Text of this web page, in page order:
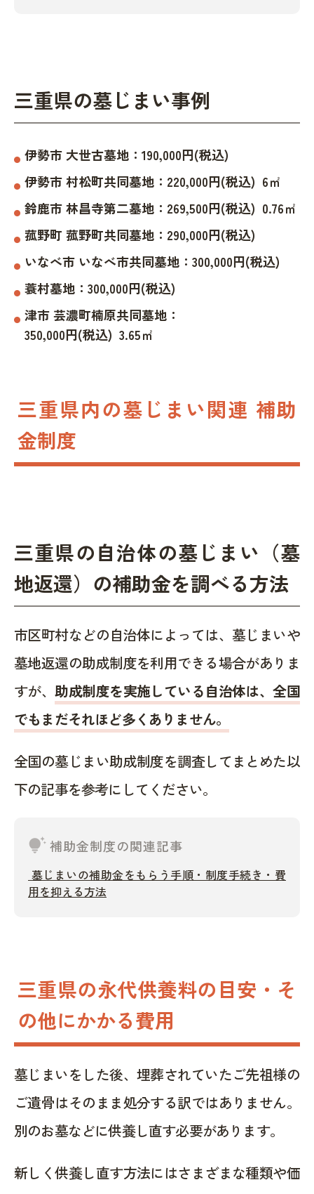
三重県の墓じまい事例
伊勢市大世古墓地 ： 190,000円(税込)
伊勢市村松町共同墓地 ： 220,000円(税込) 6㎡
鈴鹿市林昌寺第二墓地 ： 269,500円(税込) 0.76㎡
菰野町 菰野町共同墓地 ： 290,000円(税込)
いなべ市 いなべ市共同墓地 ： 300,000円(税込)
蓑村墓地 ： 300,000円(税込)
津市芸濃町楠原共同墓地 ：
350,000円(税込) 3.65㎡
三重県内の墓じまい関連 補助
金制度
三重県の自治体の墓じまい（墓
地返還）の補助金を調べる方法
市区町村などの自治体によっては、墓じまいや
墓地返還の助成制度を利用できる場合がありま
すが、助成制度を実施している自治体は、全国
でもまだそれほど多くありません。
全国の墓じまい助成制度を調査してまとめた以
下の記事を参考にしてください。
tips_and_updates補助金制度の関連記事
墓じまいの補助金をもらう手順・制度手続き・費
用を抑える方法
三重県の永代供養料の目安・そ
の他にかかる費用
墓じまいをした後、埋葬されていたご先祖様の
ご遺骨はそのまま処分する訳ではありません。
別のお墓などに供養し直す必要があります。
新しく供養し直す方法にはさまざまな種類や価